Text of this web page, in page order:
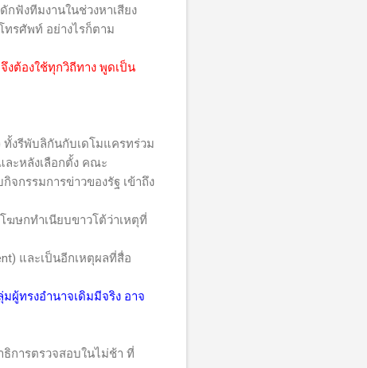
ฟังทีมงานในช่วงหาเสียง
ทรศัพท์ อย่างไรก็ตาม
งต้องใช้ทุกวิถีทาง พูดเป็น
ทั้งรีพับลิกันกับเดโมแครทร่วม
ละหลังเลือกตั้ง คณะ
กรรมการข่าวของรัฐ เข้าถึง
โฆษกทำเนียบขาวโต้ว่าเหตุที่
และเป็นอีกเหตุผลที่สื่อ
ผู้ทรงอำนาจเดิมมีจริง อาจ
ารตรวจสอบในไม่ช้า ที่